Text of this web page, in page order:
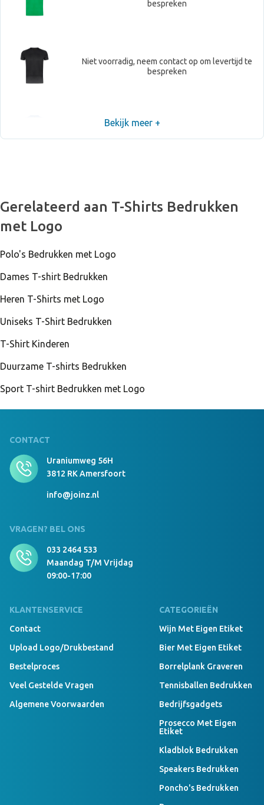
bespreken
Niet voorradig, neem contact op om levertijd te
bespreken
Niet voorradig, neem contact op om levertijd te
bespreken
bespreken
Kinder T-Shirt Tecnic Dinamic 10-12 wit
Niet voorradig, neem contact op om levertijd te
Kinder T-Shirt Tecnic Dinamic 4-5 groen
Niet voorradig, neem contact op om levertijd te
bespreken
Niet voorradig, neem contact op om levertijd te
bespreken
bespreken
Bekijk meer +
Gerelateerd aan T-Shirts Bedrukken
met Logo
Polo's Bedrukken met Logo
Dames T-shirt Bedrukken
Heren T-Shirts met Logo
Uniseks T-Shirt Bedrukken
T-Shirt Kinderen
Duurzame T-shirts Bedrukken
Sport T-shirt Bedrukken met Logo
CONTACT
Uraniumweg 56H
3812 RK Amersfoort
info@joinz.nl
VRAGEN? BEL ONS
033 2464 533
Maandag T/m Vrijdag
09:00-17:00
KLANTENSERVICE
Contact
Upload Logo/drukbestand
Bestelproces
Veel Gestelde Vragen
Algemene Voorwaarden
CATEGORIEËN
Wijn Met Eigen Etiket
Bier Met Eigen Etiket
Borrelplank Graveren
Tennisballen Bedrukken
Bedrijfsgadgets
Prosecco Met Eigen
Etiket
Kladblok Bedrukken
Speakers Bedrukken
Poncho's Bedrukken